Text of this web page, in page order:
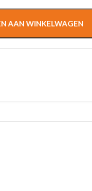
AAN WINKELWAGEN